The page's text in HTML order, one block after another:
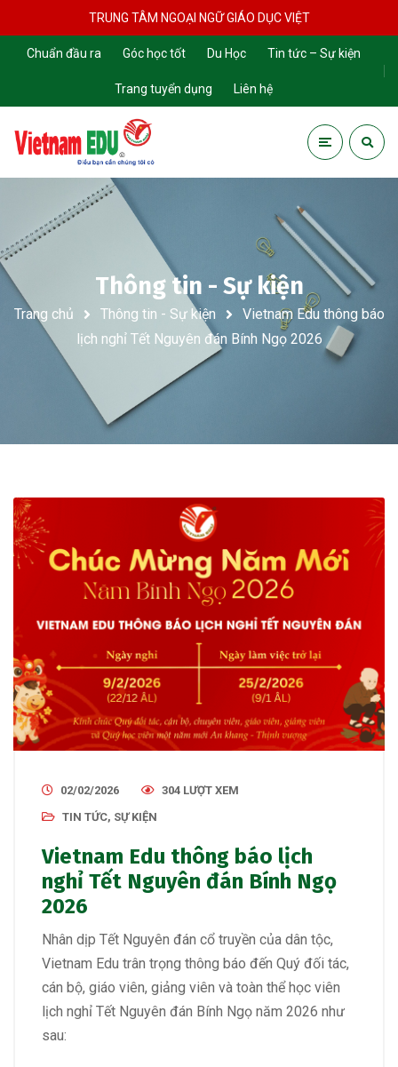
TRUNG TÂM NGOẠI NGỮ GIÁO DỤC VIỆT
Chuẩn đầu ra Góc học tốt Du Học Tin tức – Sự kiện
Trang tuyển dụng Liên hệ
Thông tin - Sự kiện
Trang chủ Thông tin - Sự kiện
Vietnam Edu thông báo
lịch nghỉ Tết Nguyên đán Bính Ngọ 2026
02/02/2026
304 LƯỢT XEM
TIN TỨC, SỰ KIỆN
Vietnam Edu thông báo lịch
nghỉ Tết Nguyên đán Bính Ngọ
2026
Nhân dịp Tết Nguyên đán cổ truyền của dân tộc,
Vietnam Edu trân trọng thông báo đến Quý đối tác,
cán bộ, giáo viên, giảng viên và toàn thể học viên
lịch nghỉ Tết Nguyên đán Bính Ngọ năm 2026 như
sau: